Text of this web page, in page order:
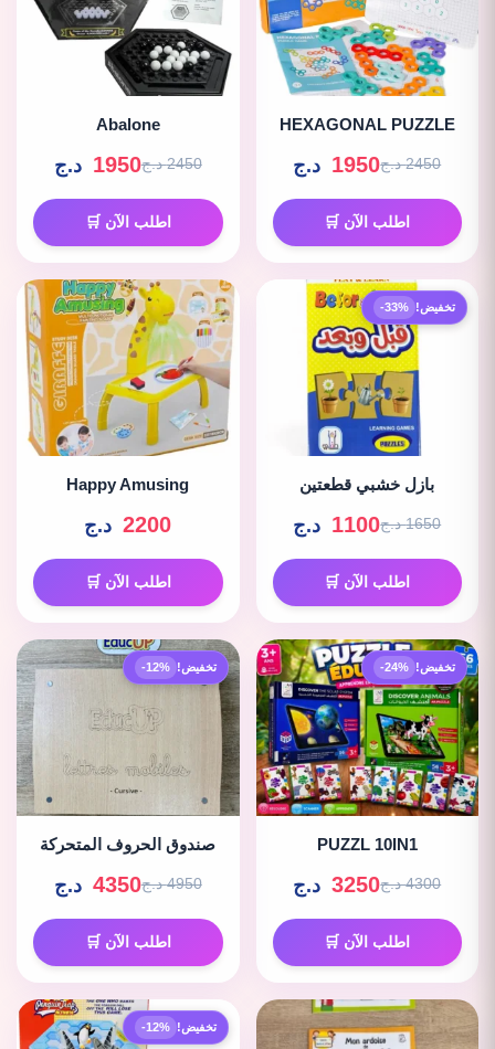
HEXAGONAL PUZZLE
2450 د.ج 1950 د.ج
اطلب الآن 🛒
Abalone
2450 د.ج 1950 د.ج
اطلب الآن 🛒
تخفيض! -33%
بازل خشبي قطعتين
1650 د.ج 1100 د.ج
اطلب الآن 🛒
Happy Amusing
2200 د.ج
اطلب الآن 🛒
تخفيض! -24%
PUZZL 10IN1
4300 د.ج 3250 د.ج
اطلب الآن 🛒
تخفيض! -12%
صندوق الحروف المتحركة
4950 د.ج 4350 د.ج
اطلب الآن 🛒
تخفيض! -12%